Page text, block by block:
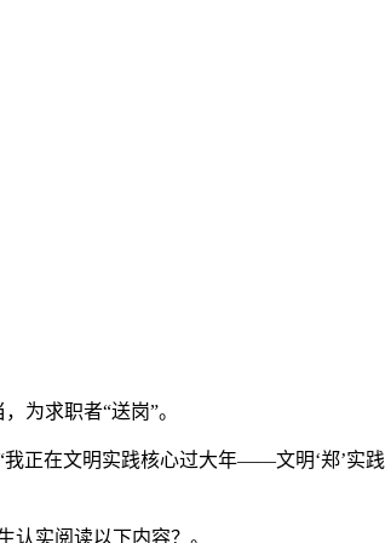
为求职者“送岗”。
在文明实践核心过大年——文明‘郑’实
实阅读以下内容？。